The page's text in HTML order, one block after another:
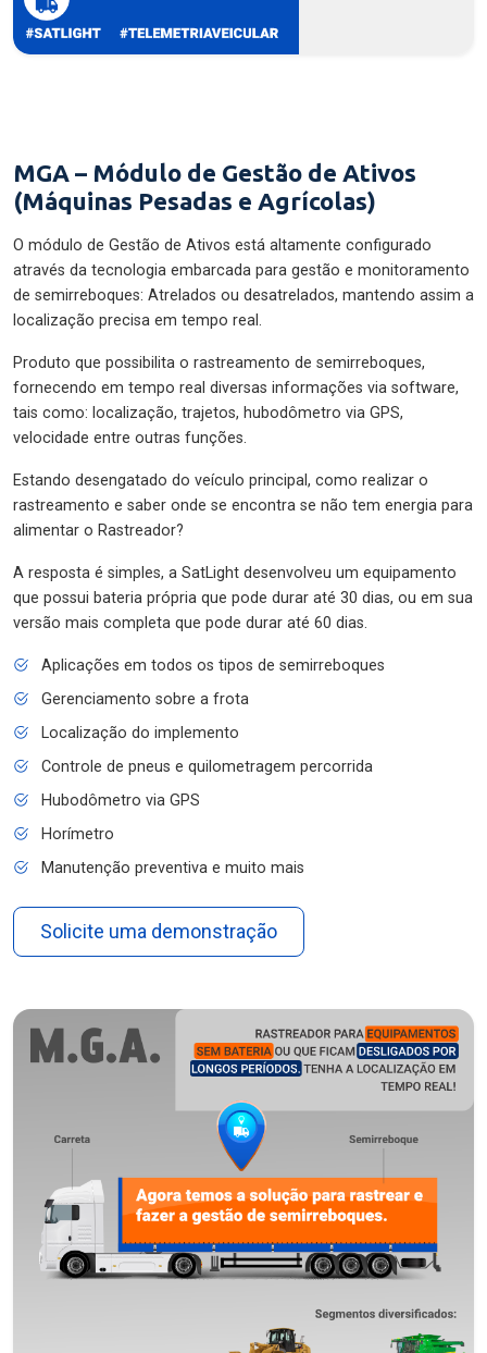
MGA – Módulo de Gestão de Ativos
(Máquinas Pesadas e Agrícolas)
O módulo de Gestão de Ativos está altamente configurado
através da tecnologia embarcada para gestão e monitoramento
de semirreboques: Atrelados ou desatrelados, mantendo assim a
localização precisa em tempo real.
Produto que possibilita o rastreamento de semirreboques,
fornecendo em tempo real diversas informações via software,
tais como: localização, trajetos, hubodômetro via GPS,
velocidade entre outras funções.
Estando desengatado do veículo principal, como realizar o
rastreamento e saber onde se encontra se não tem energia para
alimentar o Rastreador?
A resposta é simples, a SatLight desenvolveu um equipamento
que possui bateria própria que pode durar até 30 dias, ou em sua
versão mais completa que pode durar até 60 dias.
Aplicações em todos os tipos de semirreboques
Gerenciamento sobre a frota
Localização do implemento
Controle de pneus e quilometragem percorrida
Hubodômetro via GPS
Horímetro
Manutenção preventiva e muito mais
Solicite uma demonstração